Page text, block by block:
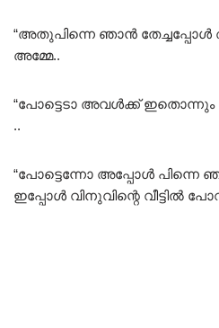
“അതുപിന്നെ ഞാൻ തേച്ചപ്പോൾ
അമ്മേ..
“പോട്ടെടാ അവൾക്ക്
..
“പോട്ടെന്നോ അപ്പോൾ പിന്നെ
ഇപ്പോൾ വിനുവിന്റെ വീട്ടിൽ